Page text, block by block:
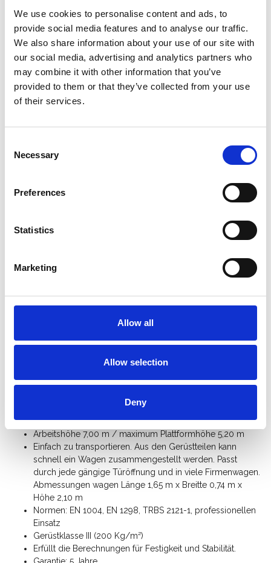
We use cookies to personalise content and ads, to
provide social media features and to analyse our traffic.
We also share information about your use of our site with
our social media, advertising and analytics partners who
may combine it with other information that you’ve
provided to them or that they’ve collected from your use
of their services.
Selection
Necessary
Preferences
Statistics
Marketing
Allow all
Allow selection
Deny
Ähnliche Produkte
Beschreibung
Altrex MiTOWER PLUS 2-Personen-
ist der Nachfolger des erfolgreichen
MiTOWER. Für den Aufbau dieses Gerüstes ist nur eine einzige
dürfen Sie aber gemeinsam mit Ihrem Kollegen auf dem Gerüst
einzigartigen Gerüstes.
aufzubauen. Schritt für Schritt erreicht es sogar eine Höhe von
bis zu 8 Metern Arbeitshöhe. Querträger und ein einzigartiger
Halt und erleichtern den Aufbau. Doppelte Geländerstreben, ein
praktisches Klauen-System und Doppelstopp-Lenkrollen
Schnell und sicher von nur einer Person
Das Altrex MiTower Plus ist von 2 Personen zu benutzen.
Stellmaß: Breite 0,75 m x Länge 1,65 m
Arbeitshöhe 7,00 m / maximum Plattformhöhe 5,20 m
Einfach zu transportieren. Aus den Gerüstteilen kann
schnell ein Wagen zusammengestellt werden. Passt
durch jede gängige Türöffnung und in viele Firmenwagen.
Abmessungen wagen Länge 1,65 m x Breitte 0,74 m x
Höhe 2,10 m
Normen: EN 1004, EN 1298, TRBS 2121-1, professionellen
Einsatz
Gerüstklasse III (200 Kg/m²)
Erfüllt die Berechnungen für Festigkeit und Stabilität.
Garantie: 5 Jahre